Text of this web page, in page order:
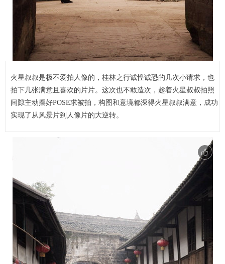
火星叔叔是极不爱拍人像的，桂林之行诚惶诚恐的几次小请求，也
拍下几张满意且喜欢的片片。这次也不敢造次，趁着火星叔叔拍照
间隙主动摆好POSE求被拍，构图和意境都深得火星叔叔满意，成功
实现了从风景片到人像片的大逆转。